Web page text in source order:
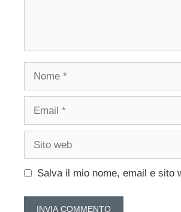
Nome
Email
Sito
Salva il mio nome, email e sito